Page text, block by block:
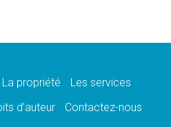
et mémoire nationale
La propriété
Les services
d’auteur Contactez-nous